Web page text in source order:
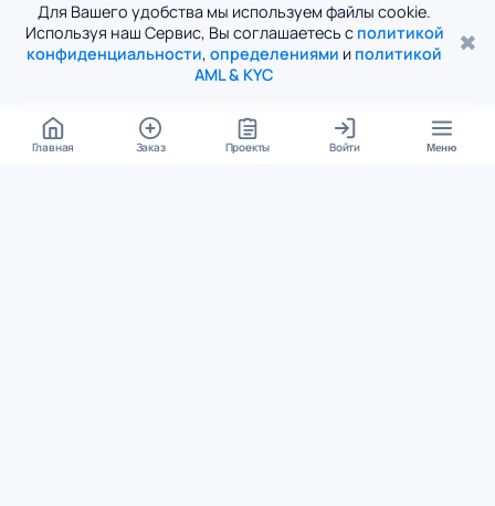
Для Вашего удобства мы используем файлы cookie.
Используя наш Сервис, Вы соглашаетесь с политикой
конфиденциальности, определениями и политикой
AML & KYC
✖
Главная Заказ Проекты Войти Меню